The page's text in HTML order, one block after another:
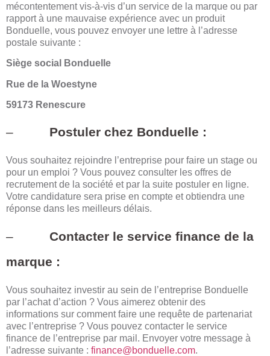
mécontentement vis-à-vis d’un service de la marque ou par
rapport à une mauvaise expérience avec un produit
Bonduelle, vous pouvez envoyer une lettre à l’adresse
postale suivante :
Siège social Bonduelle
Rue de la Woestyne
59173 Renescure
– Postuler chez Bonduelle :
Vous souhaitez rejoindre l’entreprise pour faire un stage ou
pour un emploi ? Vous pouvez consulter les offres de
recrutementde la société et par la suite postuler en ligne.
Votre candidature sera prise en compte et obtiendra une
réponse dans les meilleurs délais.
– Contacter le service finance de la
marque :
Vous souhaitez investir au sein de l’entreprise Bonduelle
par l’achat d’action ? Vous aimerez obtenir des
informations sur comment faire une requête de partenariat
avec l’entreprise ? Vous pouvez contacter le service
finance de l’entreprise par mail. Envoyer votre message à
l’adresse suivante : finance@bonduelle.com.